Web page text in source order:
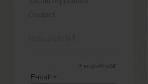
* verplicht veld
E-mail *